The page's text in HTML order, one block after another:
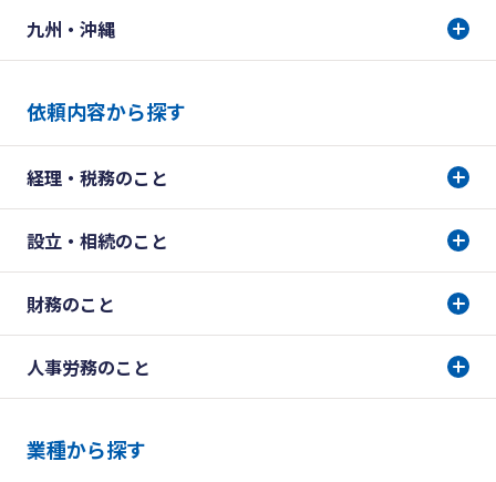
九州・沖縄
依頼内容から探す
経理・税務のこと
設立・相続のこと
財務のこと
人事労務のこと
業種から探す